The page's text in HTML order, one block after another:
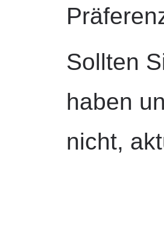
Sollten
haben
nicht,